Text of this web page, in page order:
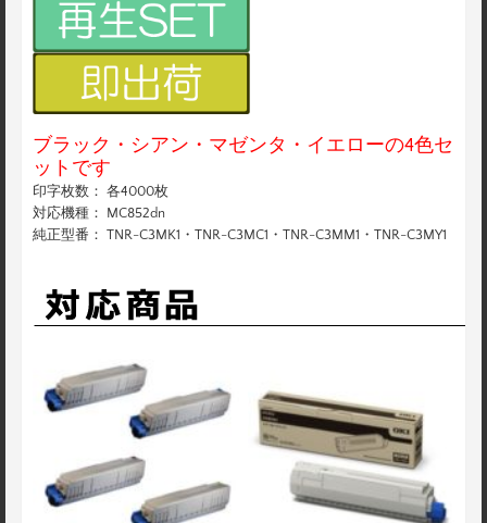
ブラック・シアン・マゼンタ・イエローの4色セ
ットです
印字枚数： 各4000枚
対応機種： MC852dn
純正型番： TNR-C3MK1・TNR-C3MC1・TNR-C3MM1・TNR-C3MY1